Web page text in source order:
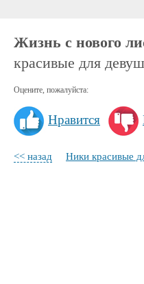
Жизнь с нового
красивые для
Оцените, пожалуйста:
Нравится
<< назад Ники красивые